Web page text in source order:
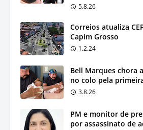
5.8.26
Correios atualiza
Capim Grosso
1.2.24
Bell Marques chora
no colo pela
3.8.26
PM e monitor de
por assassinato de